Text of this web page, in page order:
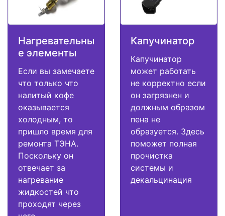
Нагревательны
е элементы
Если вы замечаете
что только что
налитый кофе
оказывается
холодным, то
пришло время для
ремонта ТЭНА.
Поскольку он
отвечает за
нагревание
жидкостей что
проходят через
Капучинатор
Капучинатор
может работать
не корректно если
он загрязнен и
должным образом
пена не
образуется. Здесь
поможет полная
прочистка
системы и
декальцинация